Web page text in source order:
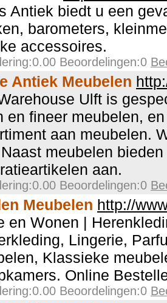
Antiek biedt u een
barometers,
accessoires.
Beoordelingen:0
Antiek Meubelen
Ulft is
en fineer meubelen,
aan meubelen.
meubelen
aan.
Beoordelingen:0
Meubelen http://
en Wonen |
Lingerie,
Klassieke
Online
Beoordelingen:0